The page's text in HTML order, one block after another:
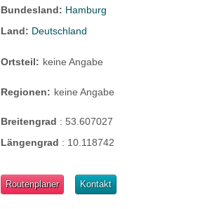
Bundesland: Hamburg
Land: Deutschland
Ortsteil: keine Angabe
Regionen: keine Angabe
Breitengrad :53.607027
Längengrad : 10.118742
Routenplaner Kontakt